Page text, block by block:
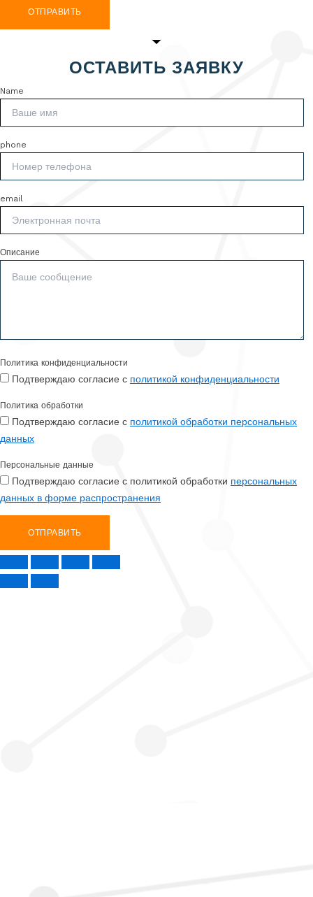
ОТПРАВИТЬ
ОСТАВИТЬ ЗАЯВКУ
Name
phone
email
Описание
Политика конфиденциальности
Подтверждаю согласие с политикой конфиденциальности
Политика обработки
Подтверждаю согласие с политикой обработки персональных
данных
Персональные данные
Подтверждаю согласие с политикой обработки персональных
данных в форме распространения
ОТПРАВИТЬ